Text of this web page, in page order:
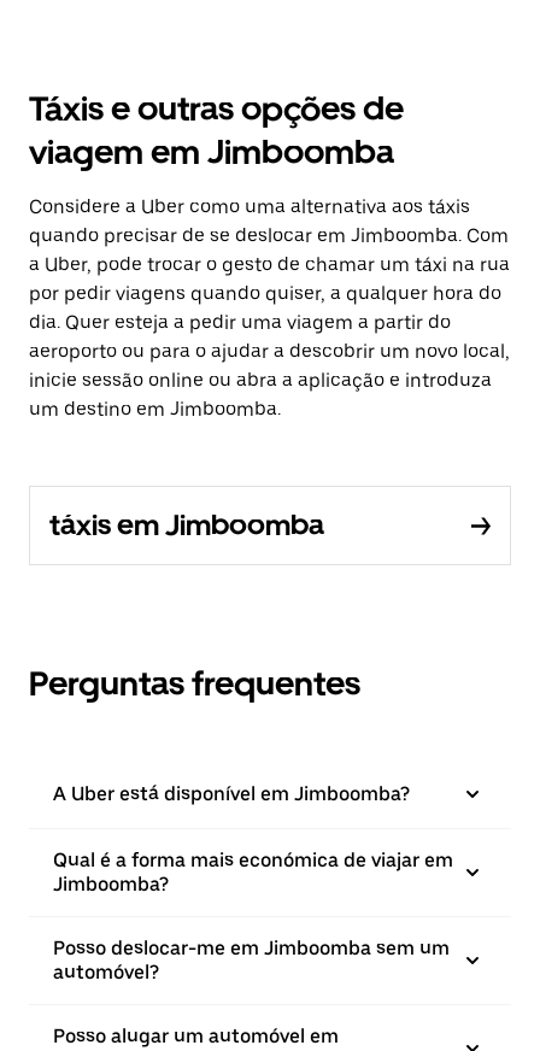
Táxis e outras opções de
viagem em Jimboomba
Considere a Uber como uma alternativa aos táxis
quando precisar de se deslocar em Jimboomba. Com
a Uber, pode trocar o gesto de chamar um táxi na rua
por pedir viagens quando quiser, a qualquer hora do
dia. Quer esteja a pedir uma viagem a partir do
aeroporto ou para o ajudar a descobrir um novo local,
inicie sessão online ou abra a aplicação e introduza
um destino em Jimboomba.
táxis em Jimboomba
Perguntas frequentes
A Uber está disponível em Jimboomba?
Qual é a forma mais económica de viajar em
Jimboomba?
Posso deslocar-me em Jimboomba sem um
automóvel?
Posso alugar um automóvel em